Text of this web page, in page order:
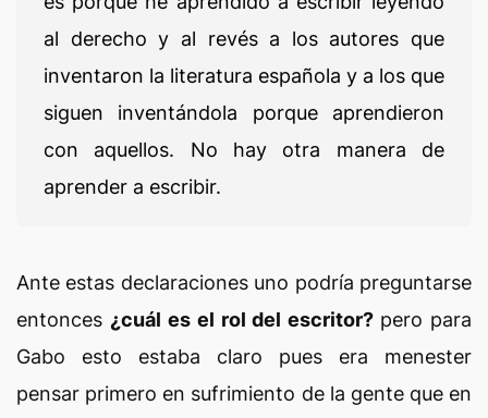
al derecho y al revés a los autores que
inventaron la literatura española y a los que
siguen inventándola porque aprendieron
con aquellos. No hay otra manera de
aprender a escribir.
Ante estas declaraciones uno podría preguntarse
entonces ¿cuál es el rol del escritor? pero para
Gabo esto estaba claro pues era menester
pensar primero en sufrimiento de la gente que en